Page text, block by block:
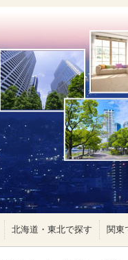
北海道・東北で探す 関東